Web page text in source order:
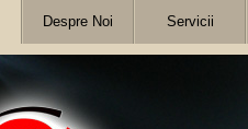
Despre Noi Servicii